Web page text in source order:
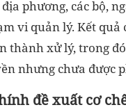
phương, các bộ,
vi quản lý. Kết quả
thành xử lý, trong
nhưng chưa được
đề xuất cơ